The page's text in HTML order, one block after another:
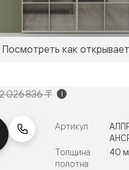
Посмотреть как
2 026 836 ₸ i
Артикул
Толщина
полотна
40